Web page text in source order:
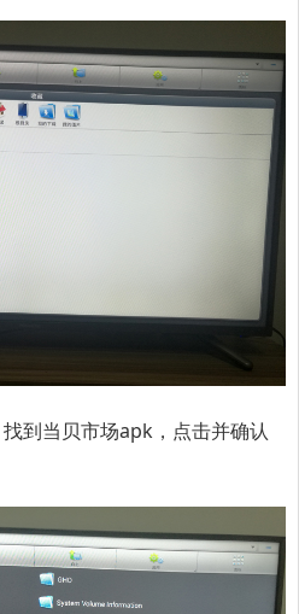
找到当贝市场apk，点击并确认